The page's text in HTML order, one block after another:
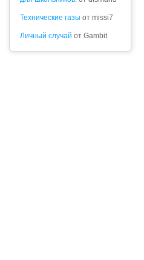
Технические газы от missi7
Личный случай от Gambit